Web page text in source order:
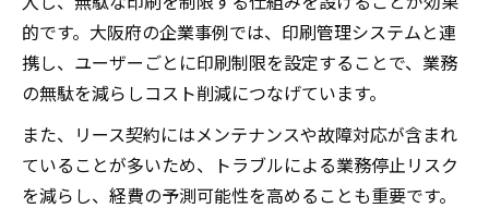
的です。大阪府の企業事例では、印刷管理システムと連
携し、ユーザーごとに印刷制限を設定することで、業務
の無駄を減らしコスト削減につなげています。
また、リース契約にはメンテナンスや故障対応が含まれ
ていることが多いため、トラブルによる業務停止リスク
を減らし、経費の予測可能性を高めることも重要です。